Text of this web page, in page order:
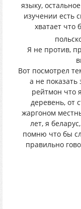
языку,
изучении есть
хватает что
Я не против,
Вот посмотрел
а не
рейтмон что
деревень, от
жаргоном
лет, я
помню что бы
правильно